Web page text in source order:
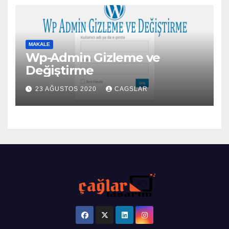
MAKALE
Wp-Admin Gizleme ve
Değiştirme
23 AĞUSTOS 2020 CAGSLAR